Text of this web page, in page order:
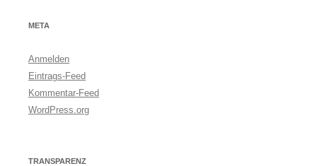
META
Anmelden
Eintrags-Feed
Kommentar-Feed
WordPress.org
TRANSPARENZ